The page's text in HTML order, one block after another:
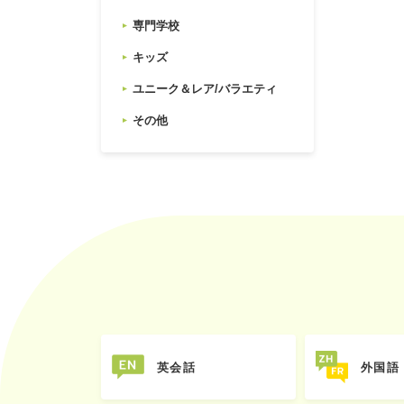
専門学校
キッズ
ユニーク＆レア/バラエティ
その他
英会話 外国語